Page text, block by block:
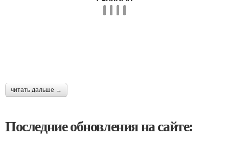
читать дальше →
Последние обновления на сайте: